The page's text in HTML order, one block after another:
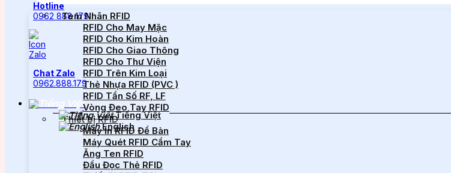
Hotline
0962 888 179
Chat Zalo
0962.888.179
Tiếng Việt
English
Tem Nhãn RFID
RFID Cho May Mặc
RFID Cho Kim Hoàn
RFID Cho Giao Thông
RFID Cho Thư Viện
RFID Trên Kim Loại
Thẻ Nhựa RFID (PVC )
RFID Tần Số RF, LF
Vòng Đeo Tay RFID
Thiết bị RFID
Máy In RFID Để Bàn
Máy Quét RFID Cầm Tay
Ăng Ten RFID
Đầu Đọc Thẻ RFID